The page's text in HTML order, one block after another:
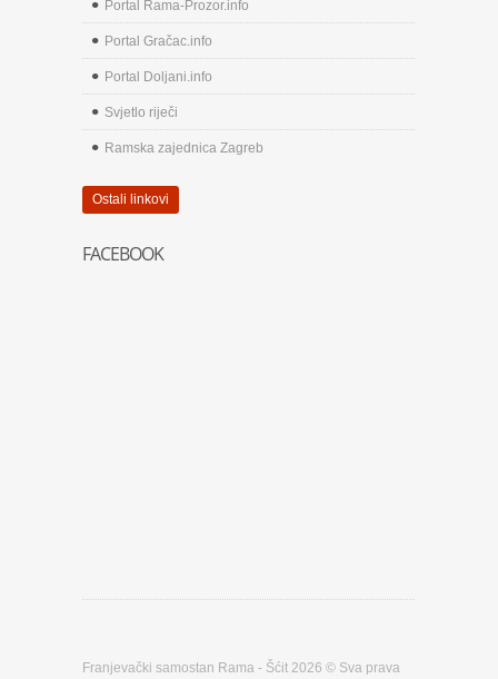
Portal Rama-Prozor.info
Portal Gračac.info
Portal Doljani.info
Svjetlo riječi
Ramska zajednica Zagreb
Ostali linkovi
FACEBOOK
Franjevački samostan Rama - Šćit 2026 © Sva prava